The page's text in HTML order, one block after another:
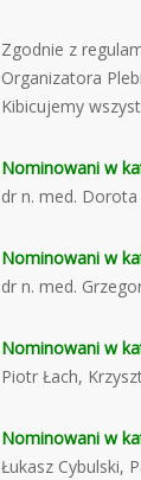
Zgodnie z
Organizatora
Kibicujemy
Nominowani w
dr n. med.
Nominowani w
dr n. med.
Nominowani w
Piotr Łach,
Nominowani w
Łukasz Cybulski,